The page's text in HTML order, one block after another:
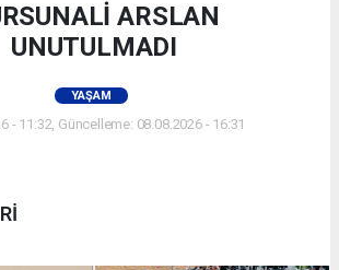
ARSLAN
UNUTULMADI
YAŞAM
- 11:32, Güncelleme: 08.08.2026 - 16:31